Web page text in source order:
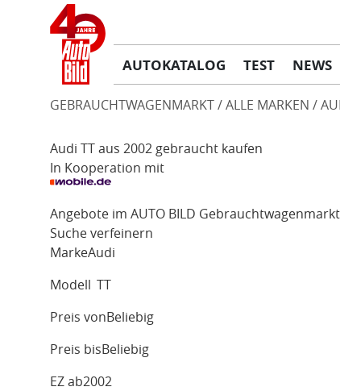
AUTOKATALOG TEST NEWS
GEBRAUCHTWAGENMARKT ALLE MARKEN
Audi TT aus 2002 gebraucht kaufen
In Kooperation mit
Angebote im AUTO BILD Gebrauchtwagenmarkt
Suche verfeinern
MarkeAudi
Modell TT
Preis von Beliebig
Preis bis Beliebig
EZ ab2002